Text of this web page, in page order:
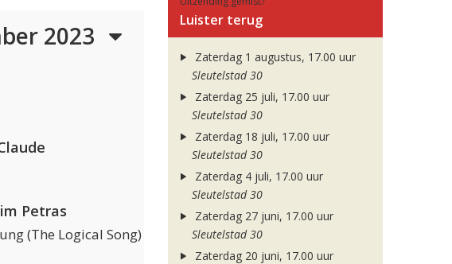
2023
Petras
(The Logical Song)
Luister terug
Zaterdag 1 augustus, 17.00 uur
Sleutelstad 30
Zaterdag 25 juli, 17.00 uur
Sleutelstad 30
Zaterdag 18 juli, 17.00 uur
Sleutelstad 30
Zaterdag 4 juli, 17.00 uur
Sleutelstad 30
Zaterdag 27 juni, 17.00 uur
Sleutelstad 30
Zaterdag 20 juni, 17.00 uur